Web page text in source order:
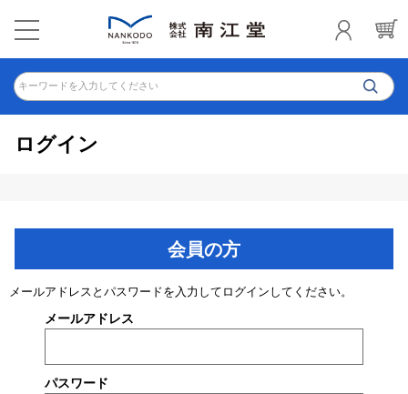
キーワードを入力してください
ログイン
会員の方
メールアドレスとパスワードを入力してログインしてください。
メールアドレス
パスワード